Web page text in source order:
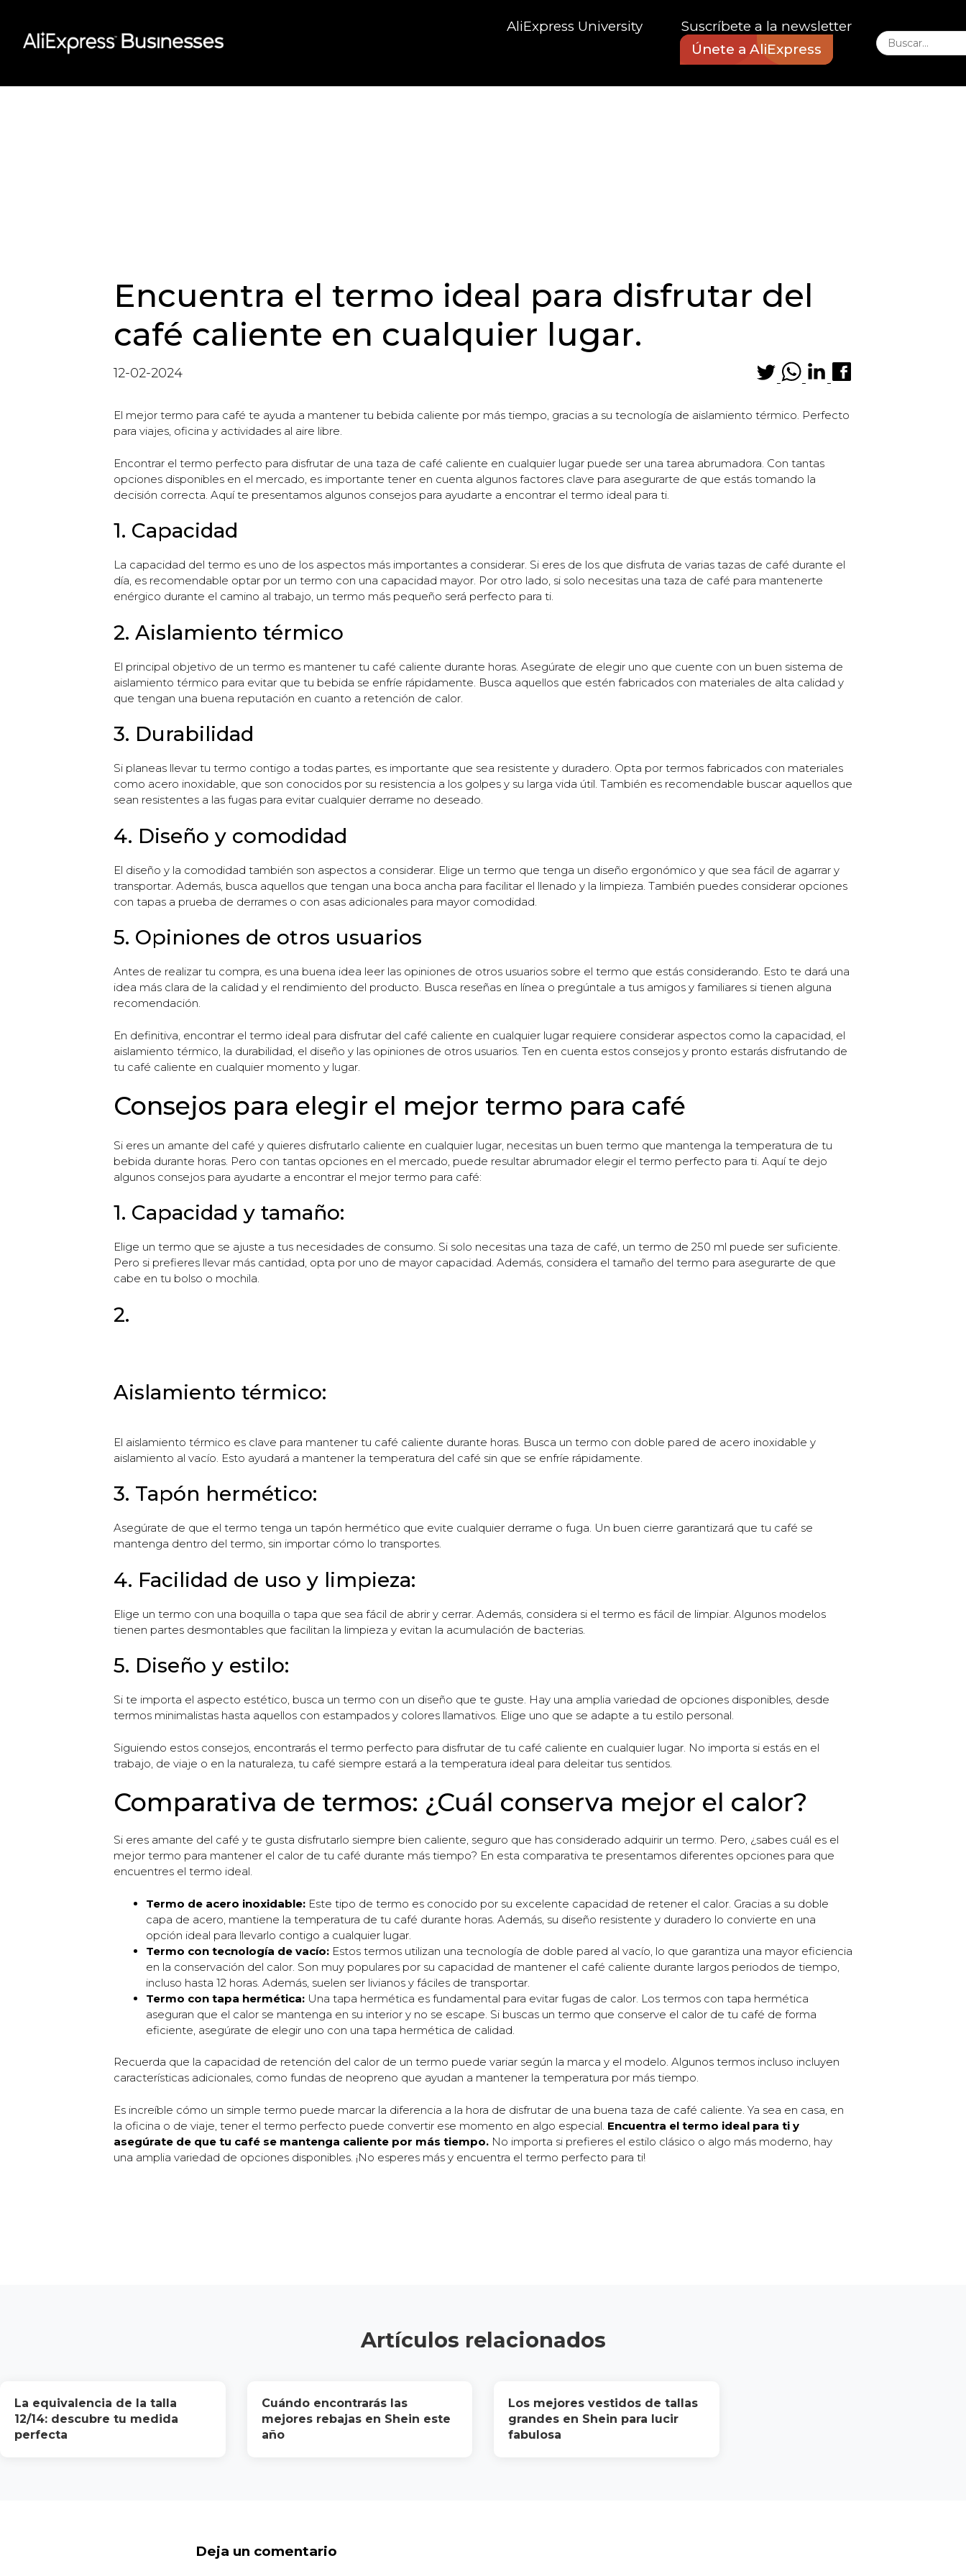
content
AliExpress University
Suscríbete a la newsletter
Únete a AliExpress
Encuentra el termo ideal para disfrutar del
café caliente en cualquier lugar.
12-02-2024
El mejor termo para café te ayuda a mantener tu bebida caliente por más tiempo, gracias a su tecnología de aislamiento térmico. Perfecto
para viajes, oficina y actividades al aire libre.
Encontrar el termo perfecto para disfrutar de una taza de café caliente en cualquier lugar puede ser una tarea abrumadora. Con tantas
opciones disponibles en el mercado, es importante tener en cuenta algunos factores clave para asegurarte de que estás tomando la
decisión correcta. Aquí te presentamos algunos consejos para ayudarte a encontrar el termo ideal para ti.
1. Capacidad
La capacidad del termo es uno de los aspectos más importantes a considerar. Si eres de los que disfruta de varias tazas de café durante el
día, es recomendable optar por un termo con una capacidad mayor. Por otro lado, si solo necesitas una taza de café para mantenerte
enérgico durante el camino al trabajo, un termo más pequeño será perfecto para ti.
2. Aislamiento térmico
El principal objetivo de un termo es mantener tu café caliente durante horas. Asegúrate de elegir uno que cuente con un buen sistema de
aislamiento térmico para evitar que tu bebida se enfríe rápidamente. Busca aquellos que estén fabricados con materiales de alta calidad y
que tengan una buena reputación en cuanto a retención de calor.
3. Durabilidad
Si planeas llevar tu termo contigo a todas partes, es importante que sea resistente y duradero. Opta por termos fabricados con materiales
como acero inoxidable, que son conocidos por su resistencia a los golpes y su larga vida útil. También es recomendable buscar aquellos que
sean resistentes a las fugas para evitar cualquier derrame no deseado.
4. Diseño y comodidad
El diseño y la comodidad también son aspectos a considerar. Elige un termo que tenga un diseño ergonómico y que sea fácil de agarrar y
transportar. Además, busca aquellos que tengan una boca ancha para facilitar el llenado y la limpieza. También puedes considerar opciones
con tapas a prueba de derrames o con asas adicionales para mayor comodidad.
5. Opiniones de otros usuarios
Antes de realizar tu compra, es una buena idea leer las opiniones de otros usuarios sobre el termo que estás considerando. Esto te dará una
idea más clara de la calidad y el rendimiento del producto. Busca reseñas en línea o pregúntale a tus amigos y familiares si tienen alguna
recomendación.
En definitiva, encontrar el termo ideal para disfrutar del café caliente en cualquier lugar requiere considerar aspectos como la capacidad, el
aislamiento térmico, la durabilidad, el diseño y las opiniones de otros usuarios. Ten en cuenta estos consejos y pronto estarás disfrutando de
tu café caliente en cualquier momento y lugar.
Consejos para elegir el mejor termo para café
Si eres un amante del café y quieres disfrutarlo caliente en cualquier lugar, necesitas un buen termo que mantenga la temperatura de tu
bebida durante horas. Pero con tantas opciones en el mercado, puede resultar abrumador elegir el termo perfecto para ti. Aquí te dejo
algunos consejos para ayudarte a encontrar el mejor termo para café:
1. Capacidad y tamaño:
Elige un termo que se ajuste a tus necesidades de consumo. Si solo necesitas una taza de café, un termo de 250 ml puede ser suficiente.
Pero si prefieres llevar más cantidad, opta por uno de mayor capacidad. Además, considera el tamaño del termo para asegurarte de que
cabe en tu bolso o mochila.
2.
Aislamiento térmico:
El aislamiento térmico es clave para mantener tu café caliente durante horas. Busca un termo con doble pared de acero inoxidable y
aislamiento al vacío. Esto ayudará a mantener la temperatura del café sin que se enfríe rápidamente.
3. Tapón hermético:
Asegúrate de que el termo tenga un tapón hermético que evite cualquier derrame o fuga. Un buen cierre garantizará que tu café se
mantenga dentro del termo, sin importar cómo lo transportes.
4. Facilidad de uso y limpieza:
Elige un termo con una boquilla o tapa que sea fácil de abrir y cerrar. Además, considera si el termo es fácil de limpiar. Algunos modelos
tienen partes desmontables que facilitan la limpieza y evitan la acumulación de bacterias.
5. Diseño y estilo:
Si te importa el aspecto estético, busca un termo con un diseño que te guste. Hay una amplia variedad de opciones disponibles, desde
termos minimalistas hasta aquellos con estampados y colores llamativos. Elige uno que se adapte a tu estilo personal.
Siguiendo estos consejos, encontrarás el termo perfecto para disfrutar de tu café caliente en cualquier lugar. No importa si estás en el
trabajo, de viaje o en la naturaleza, tu café siempre estará a la temperatura ideal para deleitar tus sentidos.
Comparativa de termos: ¿Cuál conserva mejor el calor?
Si eres amante del café y te gusta disfrutarlo siempre bien caliente, seguro que has considerado adquirir un termo. Pero, ¿sabes cuál es el
mejor termo para mantener el calor de tu café durante más tiempo? En esta comparativa te presentamos diferentes opciones para que
encuentres el termo ideal.
Termo de acero inoxidable: Este tipo de termo es conocido por su excelente capacidad de retener el calor. Gracias a su doble
capa de acero, mantiene la temperatura de tu café durante horas. Además, su diseño resistente y duradero lo convierte en una
opción ideal para llevarlo contigo a cualquier lugar.
Termo con tecnología de vacío: Estos termos utilizan una tecnología de doble pared al vacío, lo que garantiza una mayor eficiencia
en la conservación del calor. Son muy populares por su capacidad de mantener el café caliente durante largos periodos de tiempo,
incluso hasta 12 horas. Además, suelen ser livianos y fáciles de transportar.
Termo con tapa hermética: Una tapa hermética es fundamental para evitar fugas de calor. Los termos con tapa hermética
aseguran que el calor se mantenga en su interior y no se escape. Si buscas un termo que conserve el calor de tu café de forma
eficiente, asegúrate de elegir uno con una tapa hermética de calidad.
Recuerda que la capacidad de retención del calor de un termo puede variar según la marca y el modelo. Algunos termos incluso incluyen
características adicionales, como fundas de neopreno que ayudan a mantener la temperatura por más tiempo.
Es increíble cómo un simple termo puede marcar la diferencia a la hora de disfrutar de una buena taza de café caliente. Ya sea en casa, en
la oficina o de viaje, tener el termo perfecto puede convertir ese momento en algo especial. Encuentra el termo ideal para ti y
asegúrate de que tu café se mantenga caliente por más tiempo. No importa si prefieres el estilo clásico o algo más moderno, hay
una amplia variedad de opciones disponibles. ¡No esperes más y encuentra el termo perfecto para ti!
Artículos relacionados
La equivalencia de la talla
12/14: descubre tu medida
perfecta
Cuándo encontrarás las
mejores rebajas en Shein este
año
Los mejores vestidos de tallas
grandes en Shein para lucir
fabulosa
Deja un comentario